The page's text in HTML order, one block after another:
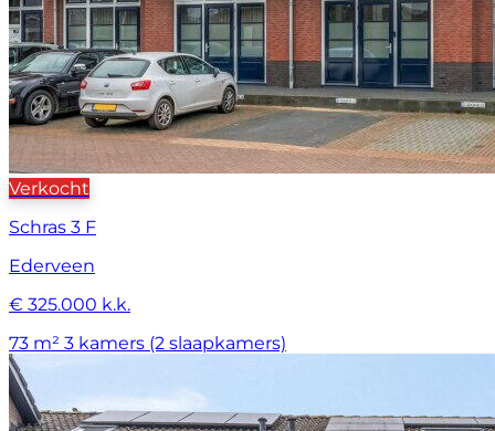
Verkocht
Schras 3 F
Ederveen
€ 325.000 k.k.
73 m² 3 kamers (2 slaapkamers)